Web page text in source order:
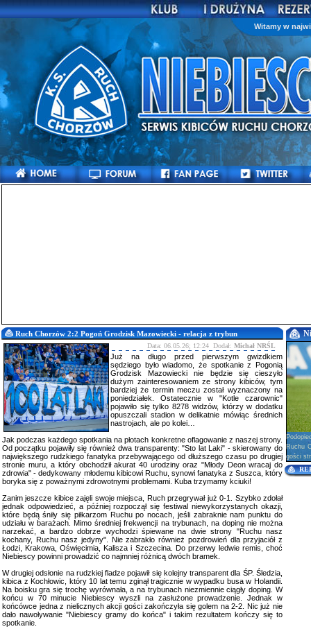
Witamy w
Ruch Chorzów 2:2 Pogoń Grodzisk Mazowiecki - relacja z trybun
Data: 06.05.26; 12:24 Dodał: Michał NRŚL
Już na długo przed pierwszym gwizdkiem
sędziego było wiadomo, że spotkanie z Pogonią
Grodzisk Mazowiecki nie będzie się cieszyło
dużym zainteresowaniem ze strony kibiców, tym
bardziej że termin meczu został wyznaczony na
poniedziałek. Ostatecznie w "Kotle czarownic"
pojawiło się tylko 8278 widzów, którzy w dodatku
opuszczali stadion w delikatnie mówiąc średnich
nastrojach, ale po kolei…
Jak podczas każdego spotkania na płotach konkretne oflagowanie z naszej strony.
Od początku pojawiły się również dwa transparenty: "Sto lat Laki" - skierowany do
największego rudzkiego fanatyka przebywającego od dłuższego czasu po drugiej
stronie muru, a który obchodził akurat 40 urodziny oraz "Młody Deon wracaj do
zdrowia" - dedykowany młodemu kibicowi Ruchu, synowi fanatyka z Suszca, który
boryka się z poważnymi zdrowotnymi problemami. Kuba trzymamy kciuki!
Zanim jeszcze kibice zajęli swoje miejsca, Ruch przegrywał już 0-1. Szybko zdołał
jednak odpowiedzieć, a później rozpoczął się festiwal niewykorzystanych okazji,
które będą śniły się piłkarzom Ruchu po nocach, jeśli zabraknie nam punktu do
udziału w barażach. Mimo średniej frekwencji na trybunach, na doping nie można
narzekać, a bardzo dobrze wychodzi śpiewane na dwie strony "Ruchu nasz
kochany, Ruchu nasz jedyny". Nie zabrakło również pozdrowień dla przyjaciół z
Łodzi, Krakowa, Oświęcimia, Kalisza i Szczecina. Do przerwy ledwie remis, choć
Niebiescy powinni prowadzić co najmniej różnicą dwóch bramek.
W drugiej odsłonie na rudzkiej fladze pojawił się kolejny transparent dla ŚP. Śledzia,
kibica z Kochłowic, który 10 lat temu zginął tragicznie w wypadku busa w Holandii.
Na boisku gra się trochę wyrównała, a na trybunach niezmiennie ciągły doping. W
końcu w 70 minucie Niebiescy wyszli na zasłużone prowadzenie. Jednak w
końcówce jedna z nielicznych akcji gości zakończyła się golem na 2-2. Nic już nie
dało nawoływanie "Niebiescy gramy do końca" i takim rezultatem kończy się to
spotkanie.
Ruchu
gości